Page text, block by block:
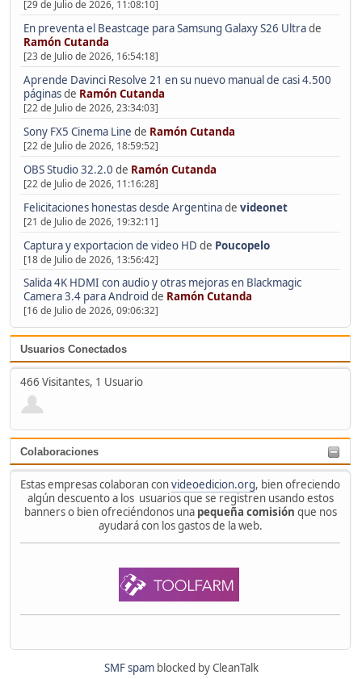
[29 de Julio de 2026, 11:08:10]
En preventa el Beastcage para Samsung Galaxy S26 Ultrade
Ramón Cutanda
[23 de Julio de 2026, 16:54:18]
Aprende Davinci Resolve 21 en su nuevo manual de casi 4.500
páginasde Ramón Cutanda
[22 de Julio de 2026, 23:34:03]
Sony FX5 Cinema Line de Ramón Cutanda
[22 de Julio de 2026, 18:59:52]
OBS Studio 32.2.0 de Ramón Cutanda
[22 de Julio de 2026, 11:16:28]
Felicitaciones honestas desde Argentinade videonet
[21 de Julio de 2026, 19:32:11]
Captura y exportacion de video HD de Poucopelo
[18 de Julio de 2026, 13:56:42]
Salida 4K HDMI con audio y otras mejoras en Blackmagic
Camera 3.4 para Android de Ramón Cutanda
[16 de Julio de 2026, 09:06:32]
Usuarios Conectados
466 Visitantes, 1 Usuario
Colaboraciones
Estas empresas colaboran convideoedicion.org, bien ofreciendo
algún descuento a los usuarios que se registren usando estos
banners o bien ofreciéndonos una pequeña comisión que nos
ayudará con los gastos de la web.
SMF spamblocked by CleanTalk